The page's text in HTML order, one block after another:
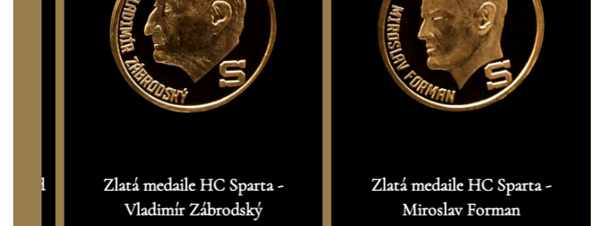
Zlatá medaile HC Sparta -
Vladimír Zábrodský
Zlatá medaile HC Sparta -
Miroslav Forman